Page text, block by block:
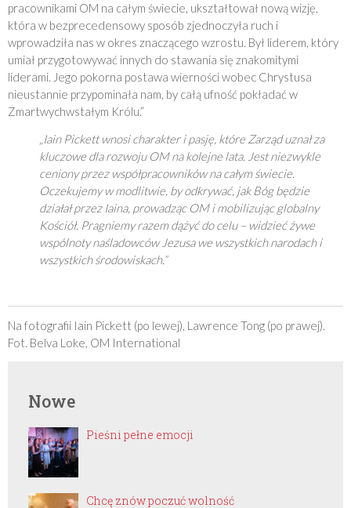
pracownikami OM na całym świecie, ukształtował nową wizję,
która w bezprecedensowy sposób zjednoczyła ruch i
wprowadziła nas w okres znaczącego wzrostu. Był liderem, który
umiał przygotowywać innych do stawania się znakomitymi
liderami. Jego pokorna postawa wierności wobec Chrystusa
nieustannie przypominała nam, by całą ufność pokładać w
Zmartwychwstałym Królu.”
„Iain Pickett wnosi charakter i pasję, które Zarząd uznał za
kluczowe dla rozwoju OM na kolejne lata. Jest niezwykle
ceniony przez współpracowników na całym świecie.
Oczekujemy w modlitwie, by odkrywać, jak Bóg będzie
działał przez Iaina, prowadząc OM i mobilizując globalny
Kościół. Pragniemy razem dążyć do celu – widzieć żywe
wspólnoty naśladowców Jezusa we wszystkich narodach i
wszystkich środowiskach.”
Na fotografii Iain Pickett (po lewej), Lawrence Tong (po prawej).
Fot. Belva Loke, OM International
Nowe
Pieśni pełne emocji
Chcę znów poczuć wolność